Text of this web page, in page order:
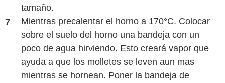
tamaño.
Mientras precalentar el horno a 170°C. Colocar
sobre el suelo del horno una bandeja con un
poco de agua hirviendo. Esto creará vapor que
ayuda a que los molletes se leven aun mas
mientras se hornean. Poner la bandeja de